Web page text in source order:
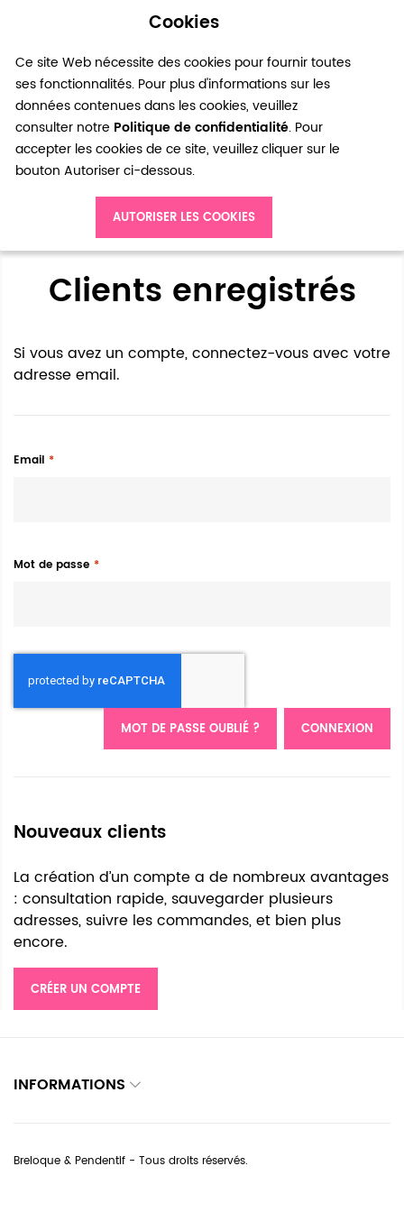
Cookies
Ce site Web nécessite des cookies pour fournir toutes
ses fonctionnalités. Pour plus d'informations sur les
données contenues dans les cookies, veuillez
consulter notre Politique de confidentialité. Pour
accepter les cookies de ce site, veuillez cliquer sur le
bouton Autoriser ci-dessous.
AUTORISER LES COOKIES
0
Accès client
Clients enregistrés
Si vous avez un compte, connectez-vous avec votre
adresse email.
Email
Mot de passe
CONNEXION
MOT DE PASSE OUBLIÉ ?
Nouveaux clients
La création d’un compte a de nombreux avantages
: consultation rapide, sauvegarder plusieurs
adresses, suivre les commandes, et bien plus
encore.
CRÉER UN COMPTE
INFORMATIONS
Breloque & Pendentif - Tous droits réservés.